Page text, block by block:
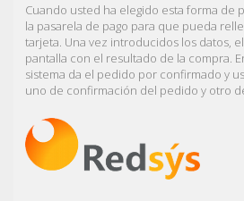
Cuando usted ha elegido esta forma de
la pasarela de pago para que pueda
tarjeta. Una vez introducidos los datos,
pantalla con el resultado de la compra.
sistema da el pedido por confirmado y
uno de confirmación del pedido y otro